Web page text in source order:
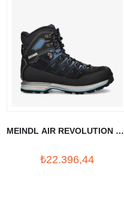
MEINDL AIR REVOLUTION 4.4
₺22.396,44